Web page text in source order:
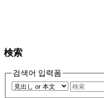
検索
검색어 입력폼